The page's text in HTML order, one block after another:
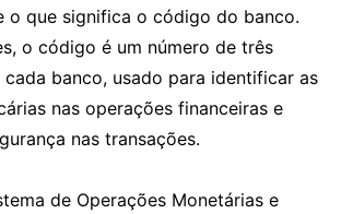
o que significa o código do banco.
o código é um número de três
banco, usado para identificar as
nas operações financeiras e
nas transações.
de Operações Monetárias e